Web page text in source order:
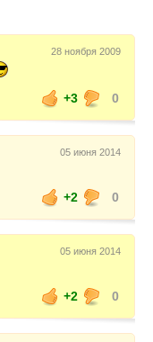
28 ноября 2009
+3
0
05 июня 2014
+2
0
05 июня 2014
+2
0